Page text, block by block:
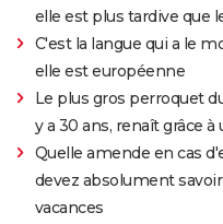
elle est plus tardive que
C'est la langue qui a le
elle est européenne
Le plus gros perroquet
y a 30 ans, renaît grâce à
Quelle amende en cas
devez absolument
vacances